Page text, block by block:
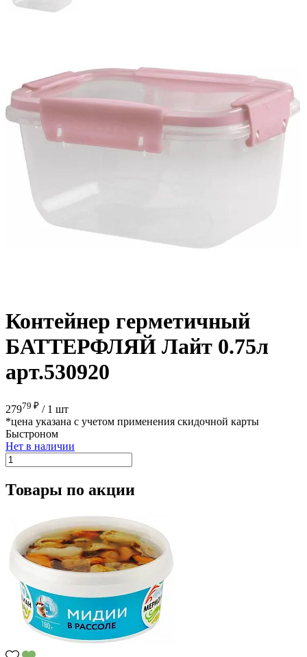
Контейнер герметичный
БАТТЕРФЛЯЙ Лайт 0.75л
арт.530920
27979 ₽ / 1 шт
*цена указана с учетом применения скидочной карты
Быстроном
Нет в наличии
Товары по акции